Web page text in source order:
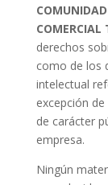
COMERCIAL
derechos
como de los
intelectual
excepción
de carácter
empresa.
Ningún